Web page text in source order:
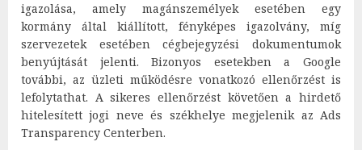
igazolása, amely magánszemélyek esetében egy
kormány által kiállított, fényképes igazolvány, míg
szervezetek esetében cégbejegyzési dokumentumok
benyújtását jelenti. Bizonyos esetekben a Google
további, az üzleti működésre vonatkozó ellenőrzést is
lefolytathat. A sikeres ellenőrzést követően a hirdető
hitelesített jogi neve és székhelye megjelenik az Ads
Transparency Centerben.